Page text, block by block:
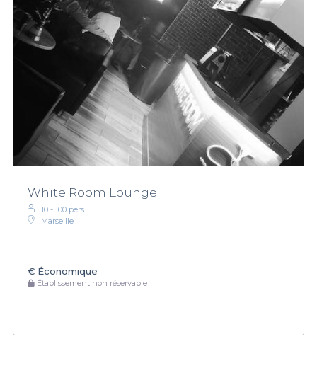
White Room Lounge
10 - 100 pers.
Marseille
€ Économique
Établissement non réservable